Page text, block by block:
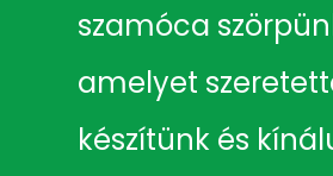
szamóca
amelyet
készítünk és